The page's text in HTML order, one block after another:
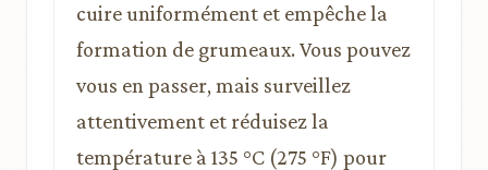
cuire uniformément et empêche la
formation de grumeaux. Vous pouvez
vous en passer, mais surveillez
attentivement et réduisez la
température à 135 °C (275 °F) pour